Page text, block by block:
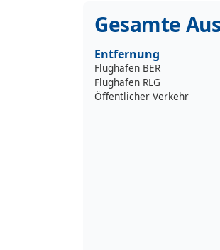
Gesamte
Entfernung
Flughafen BER
Flughafen RLG
Öffentlicher Verkehr